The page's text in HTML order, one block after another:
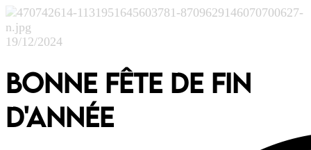
19/12/2024
Bonne fête de fin
d'année